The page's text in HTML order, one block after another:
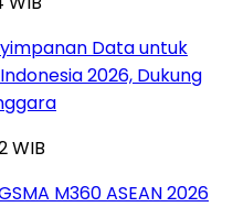
Data untuk
2026, Dukung
WIB
M360 ASEAN 2026